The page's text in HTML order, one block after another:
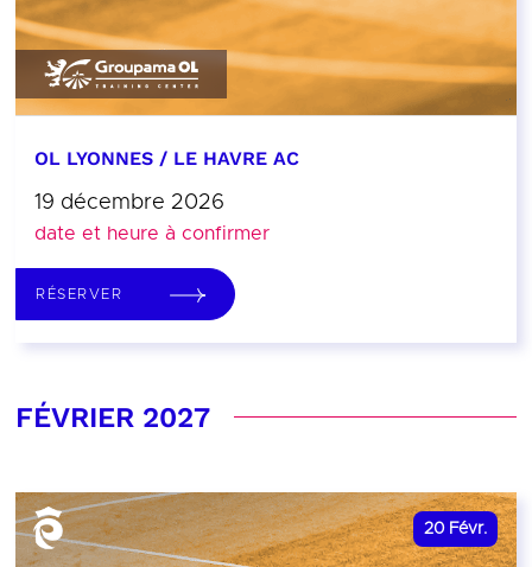
OL LYONNES / LE HAVRE AC
19 décembre 2026
date et heure à confirmer
RÉSERVER
FÉVRIER 2027
20 Févr.